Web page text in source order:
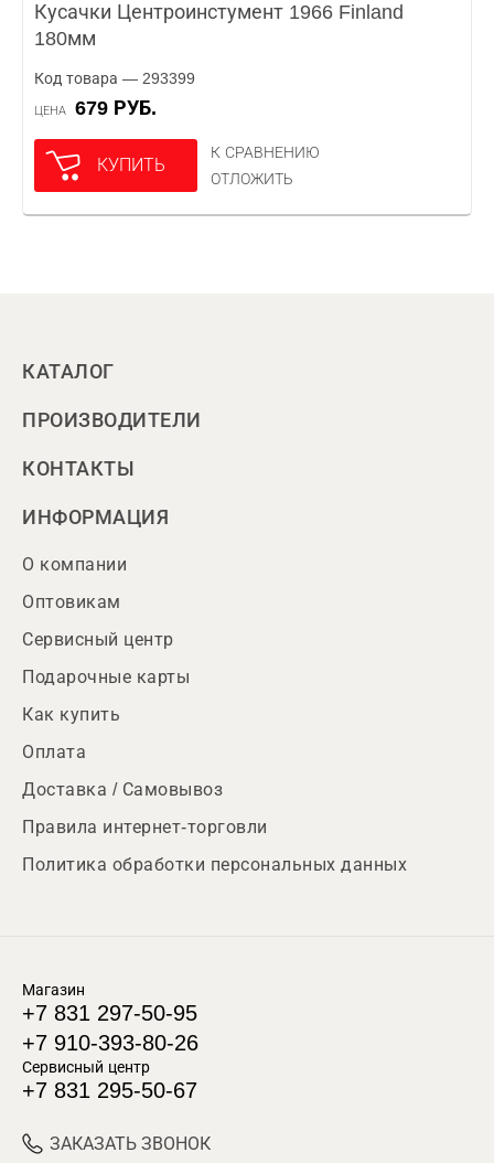
Кусачки Центроинстумент 1966 Finland
180мм
Код товара — 293399
ЦЕНА 679 РУБ.
КУПИТЬ
К СРАВНЕНИЮ
ОТЛОЖИТЬ
КАТАЛОГ
ПРОИЗВОДИТЕЛИ
КОНТАКТЫ
ИНФОРМАЦИЯ
О компании
Оптовикам
Сервисный центр
Подарочные карты
Как купить
Оплата
Доставка / Самовывоз
Правила интернет-торговли
Политика обработки персональных данных
Магазин
+7 831 297-50-95
+7 910-393-80-26
Сервисный центр
+7 831 295-50-67
ЗАКАЗАТЬ ЗВОНОК